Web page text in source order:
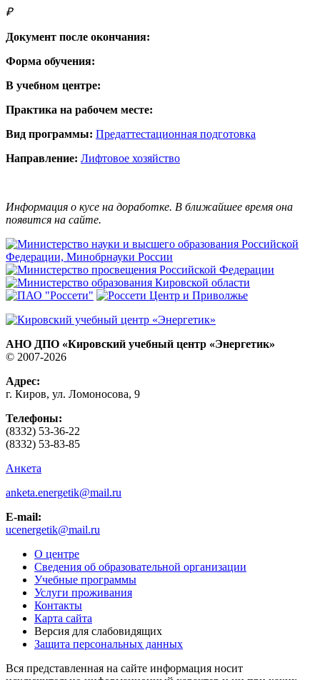
₽
Документ после окончания:
Форма обучения:
В учебном центре:
Практика на рабочем месте:
Вид программы: Предаттестационная подготовка
Направление: Лифтовое хозяйство
Информация о кусе на доработке. В ближайшее время она
появится на сайте.
АНО ДПО «Кировский учебный центр «Энергетик»
© 2007-2026
Адрес:
г. Киров, ул. Ломоносова, 9
Телефоны:
(8332) 53-36-22
(8332) 53-83-85
Анкета
anketa.energetik@mail.ru
E-mail:
ucenergetik@mail.ru
О центре
Сведения об образовательной организации
Учебные программы
Услуги проживания
Контакты
Карта сайта
Версия для слабовидящих
Защита персональных данных
Вся представленная на сайте информация носит